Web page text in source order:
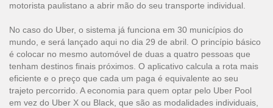
motorista paulistano a abrir mão do seu transporte individual.
No caso do Uber, o sistema já funciona em 30 municípios do
mundo, e será lançado aqui no dia 29 de abril. O princípio básico
é colocar no mesmo automóvel de duas a quatro pessoas que
tenham destinos finais próximos. O aplicativo calcula a rota mais
eficiente e o preço que cada um paga é equivalente ao seu
trajeto percorrido. A economia para quem optar pelo Uber Pool
em vez do Uber X ou Black, que são as modalidades individuais,